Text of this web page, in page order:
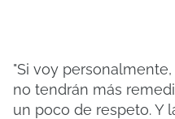
"Si voy
no tendrán más
un poco de respeto. Y